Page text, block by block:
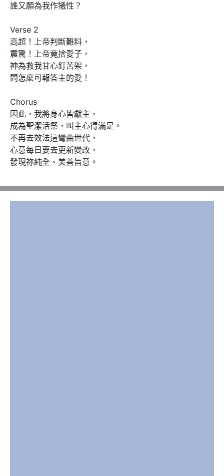
誰又願為我作犧性？
Verse 2
高超！上帝判斷難料，
震驚！上帝竟捨愛子，
神為救我甘心釘苦架，
問怎麼可報答主的愛！
Chorus
因此，我將身心皆獻主，
成為聖潔活祭，叫主心得滿足。
不再去效法這彎曲世代，
心意每日要去更新變改，
發現祢純全、美善旨意。